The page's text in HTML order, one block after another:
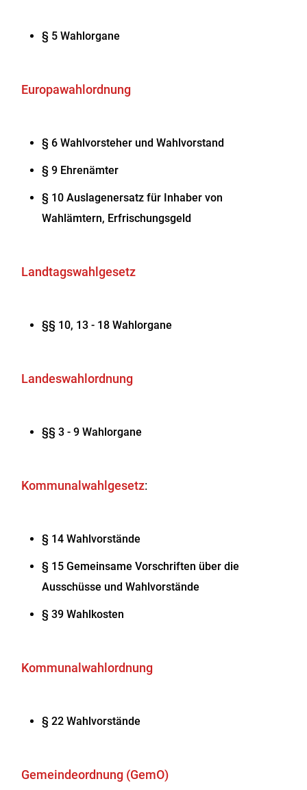
§ 5 Wahlorgane
Europawahlordnung
§ 6 Wahlvorsteher und Wahlvorstand
§ 9 Ehrenämter
§ 10 Auslagenersatz für Inhaber von
Wahlämtern, Erfrischungsgeld
Landtagswahlgesetz
§§ 10, 13 - 18 Wahlorgane
Landeswahlordnung
§§ 3 - 9 Wahlorgane
Kommunalwahlgesetz:
§ 14 Wahlvorstände
§ 15 Gemeinsame Vorschriften über die
Ausschüsse und Wahlvorstände
§ 39 Wahlkosten
Kommunalwahlordnung
§ 22 Wahlvorstände
Gemeindeordnung (GemO)